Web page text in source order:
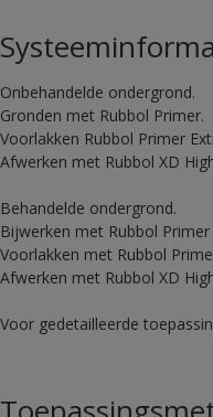
Onbehandelde ondergrond.
Gronden met Rubbol Primer.
Voorlakken Rubbol Primer
Afwerken met Rubbol XD
Behandelde ondergrond.
Bijwerken met Rubbol
Voorlakken met Rubbol
Afwerken met Rubbol XD
Voor gedetailleerde